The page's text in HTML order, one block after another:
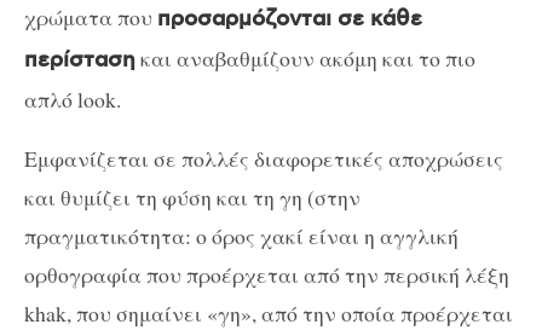
χρώματα που προσαρμόζονται σε κάθε
περίστασηκαι αναβαθμίζουν ακόμη και το πιο
απλό look.
Εμφανίζεται σε πολλές διαφορετικές αποχρώσεις
και θυμίζει τη φύση και τη γη (στην
πραγματικότητα: ο όρος χακί είναι η αγγλική
ορθογραφία που προέρχεται από την περσική λέξη
khak, που σημαίνει «γη», από την οποία προέρχεται